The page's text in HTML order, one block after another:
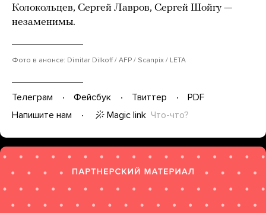
Колокольцев, Сергей Лавров, Сергей Шойгу —
незаменимы.
Фото в анонсе: Dimitar Dilkoff / AFP / Scanpix / LETA
Телеграм Фейсбук Твиттер
PDF
Напишите нам
Magic link Что-что?